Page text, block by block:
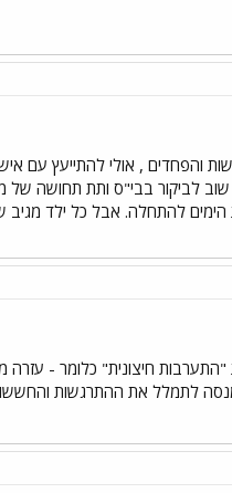
והפחדים , אולי להתייעץ עם
לביקור בבי"ס ותת תחושה של
להתחלה. אבל כל ילד מגיב
חיצונית" כלומר - עזרה
לתמלל את ההתרגשות